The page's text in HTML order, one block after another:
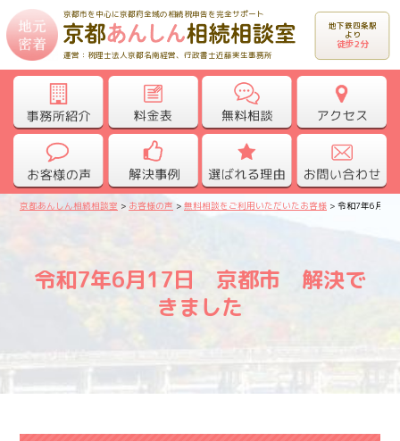
京都市を中心に京都府全域の相続税申告を完全サポート
運営：税理士法人京都名南経営、行政書士近藤実生事務所
地下鉄四条駅
より
徒歩2分
京都あんしん相続相談室 > お客様の声 >無料相談をご利用いただいたお客様 >令和7年6月
令和7年6月17日 京都市 解決で
きました